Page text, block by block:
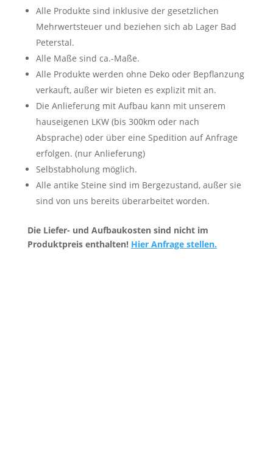
Alle Produkte sind inklusive der gesetzlichen
Mehrwertsteuer und beziehen sich ab Lager Bad
Peterstal.
Alle Maße sind ca.-Maße.
Alle Produkte werden ohne Deko oder Bepflanzung
verkauft, außer wir bieten es explizit mit an.
Die Anlieferung mit Aufbau kann mit unserem
hauseigenen LKW (bis 300km oder nach
Absprache) oder über eine Spedition auf Anfrage
erfolgen. (nur Anlieferung)
Selbstabholung möglich.
Alle antike Steine sind im Bergezustand, außer sie
sind von uns bereits überarbeitet worden.
Die Liefer- und Aufbaukosten sind nicht im
Produktpreis enthalten! Hier Anfrage stellen.